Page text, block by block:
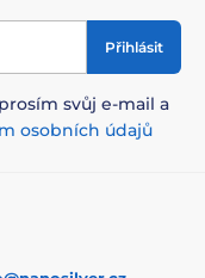
Přihlásit
svůj e-mail a
osobních údajů